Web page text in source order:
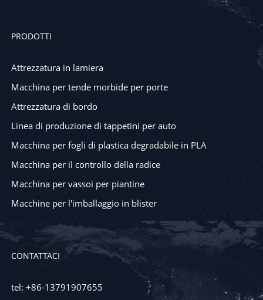
PRODOTTI
Attrezzatura in lamiera
Macchina per tende morbide per porte
Attrezzatura di bordo
Linea di produzione di tappetini per auto
Macchina per fogli di plastica degradabile in PLA
Macchina per il controllo della radice
Macchina per vassoi per piantine
Macchine per l'imballaggio in blister
CONTATTACI
tel: +86-13791907655